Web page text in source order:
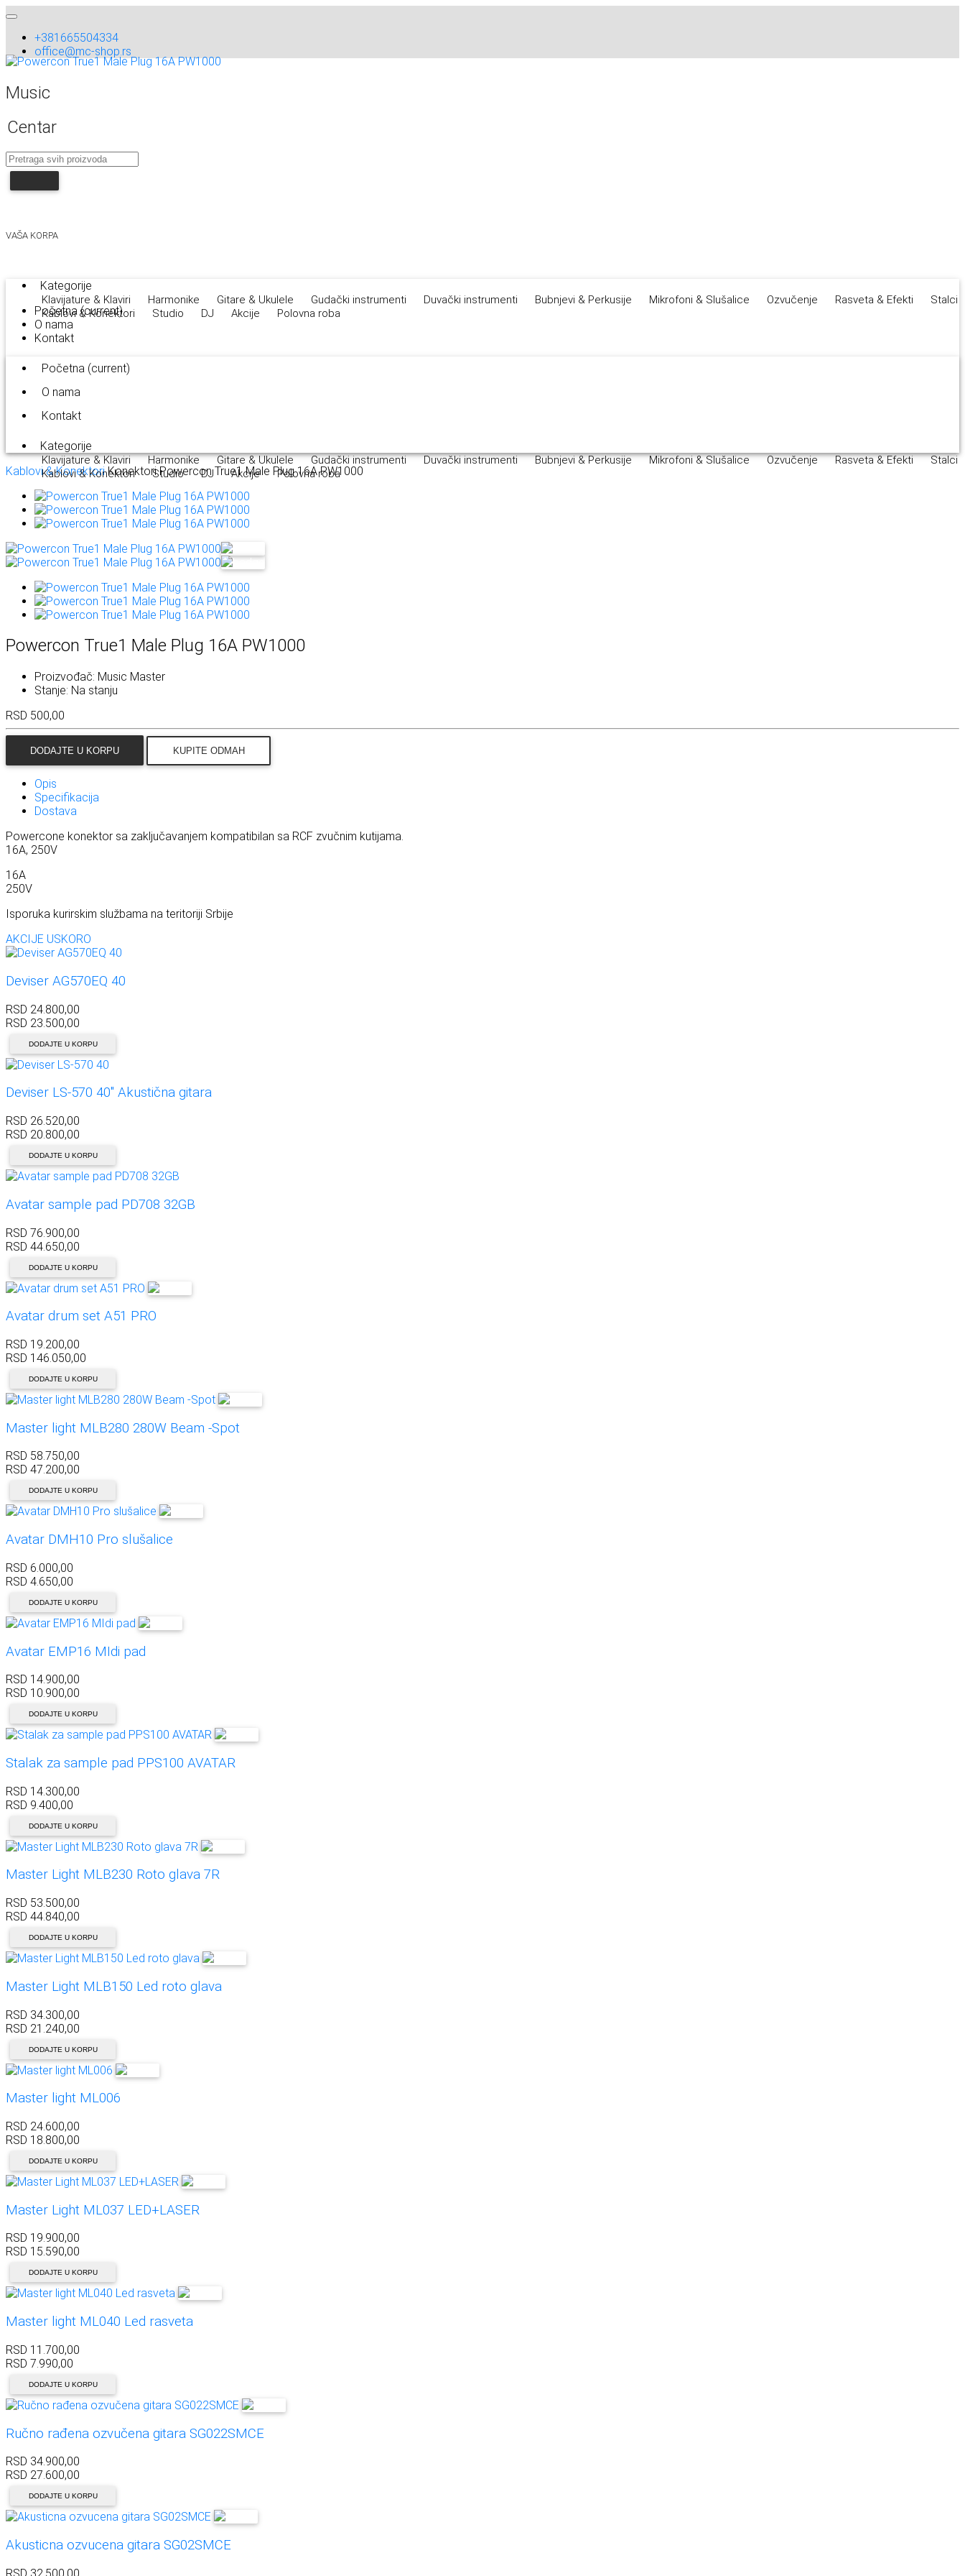
+381665504334
office@mc-shop.rs
Music
Centar
VAŠA KORPA
Kategorije
Klavijature & Klaviri Harmonike Gitare & Ukulele Gudački instrumenti Duvački instrumenti Bubnjevi & Perkusije Mikrofoni & Slušalice Ozvučenje Rasveta & Efekti
Stalci
Kablovi & Konektori
Studio DJ Akcije Polovna roba
Početna(current)
O nama
Kontakt
Početna (current)
O nama
Kontakt
Kategorije
Klavijature & Klaviri Harmonike Gitare & Ukulele Gudački instrumenti Duvački instrumenti Bubnjevi & Perkusije Mikrofoni & Slušalice Ozvučenje Rasveta & Efekti
Stalci
Kablovi & Konektori
Studio DJ Akcije Polovna roba
Kablovi & Konektori Konektori Powercon True1 Male Plug 16A PW1000
Powercon True1 Male Plug 16A PW1000
Proizvođač: Music Master
Stanje: Na stanju
RSD 500,00
DODAJTE U KORPU KUPITE ODMAH
Opis
Specifikacija
Dostava
Powercone konektor sa zaključavanjem kompatibilan sa RCF zvučnim kutijama.
16A, 250V
16A
250V
Isporuka kurirskim službama na teritoriji Srbije
AKCIJE USKORO
Deviser AG570EQ 40
RSD 24.800,00
RSD 23.500,00
DODAJTE U KORPU
Deviser LS-570 40" Akustična gitara
RSD 26.520,00
RSD 20.800,00
DODAJTE U KORPU
Avatar sample pad PD708 32GB
RSD 76.900,00
RSD 44.650,00
DODAJTE U KORPU
Avatar drum set A51 PRO
RSD 19.200,00
RSD 146.050,00
DODAJTE U KORPU
Master light MLB280 280W Beam -Spot
RSD 58.750,00
RSD 47.200,00
DODAJTE U KORPU
Avatar DMH10 Pro slušalice
RSD 6.000,00
RSD 4.650,00
DODAJTE U KORPU
Avatar EMP16 MIdi pad
RSD 14.900,00
RSD 10.900,00
DODAJTE U KORPU
Stalak za sample pad PPS100 AVATAR
RSD 14.300,00
RSD 9.400,00
DODAJTE U KORPU
Master Light MLB230 Roto glava 7R
RSD 53.500,00
RSD 44.840,00
DODAJTE U KORPU
Master Light MLB150 Led roto glava
RSD 34.300,00
RSD 21.240,00
DODAJTE U KORPU
Master light ML006
RSD 24.600,00
RSD 18.800,00
DODAJTE U KORPU
Master Light ML037 LED+LASER
RSD 19.900,00
RSD 15.590,00
DODAJTE U KORPU
Master light ML040 Led rasveta
RSD 11.700,00
RSD 7.990,00
DODAJTE U KORPU
Ručno rađena ozvučena gitara SG022SMCE
RSD 34.900,00
RSD 27.600,00
DODAJTE U KORPU
Akusticna ozvucena gitara SG02SMCE